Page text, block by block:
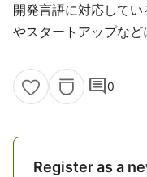
開発言語に対応して
やスタートアップなど
comment0
Register as a